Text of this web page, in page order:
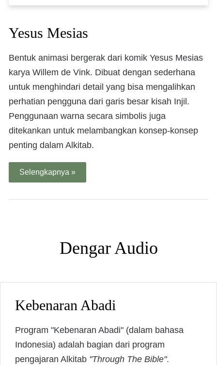
Yesus Mesias
Bentuk animasi bergerak dari komik Yesus Mesias
karya Willem de Vink. Dibuat dengan sederhana
untuk menghindari detail yang bisa mengalihkan
perhatian pengguna dari garis besar kisah Injil.
Penggunaan warna secara simbolis juga
ditekankan untuk melambangkan konsep-konsep
penting dalam Alkitab.
Selengkapnya »
Dengar Audio
Kebenaran Abadi
Program "Kebenaran Abadi" (dalam bahasa
Indonesia) adalah bagian dari program
pengajaran Alkitab "Through The Bible".